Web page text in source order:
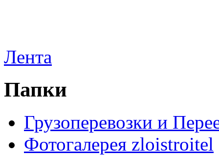
Лента
Папки
Грузоперевозки и
Фотогалерея zloistroitel